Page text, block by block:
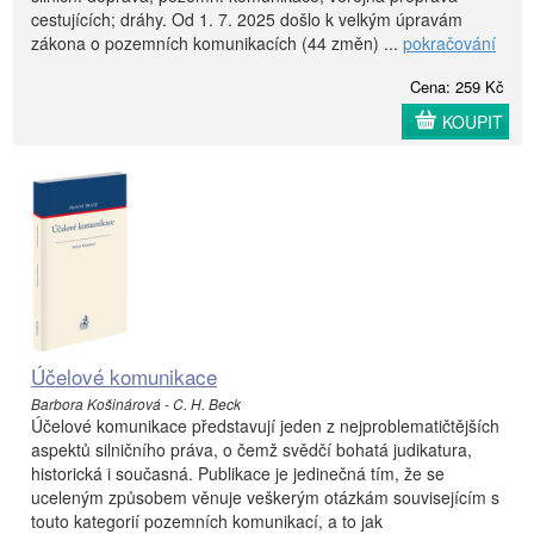
cestujících; dráhy. Od 1. 7. 2025 došlo k velkým úpravám
zákona o pozemních komunikacích (44 změn) ... pokračování
Cena: 259 Kč
KOUPIT
Účelové komunikace
Barbora Košinárová - C. H. Beck
Účelové komunikace představují jeden z nejproblematičtějších
aspektů silničního práva, o čemž svědčí bohatá judikatura,
historická i současná. Publikace je jedinečná tím, že se
uceleným způsobem věnuje veškerým otázkám souvisejícím s
touto kategorií pozemních komunikací, a to jak